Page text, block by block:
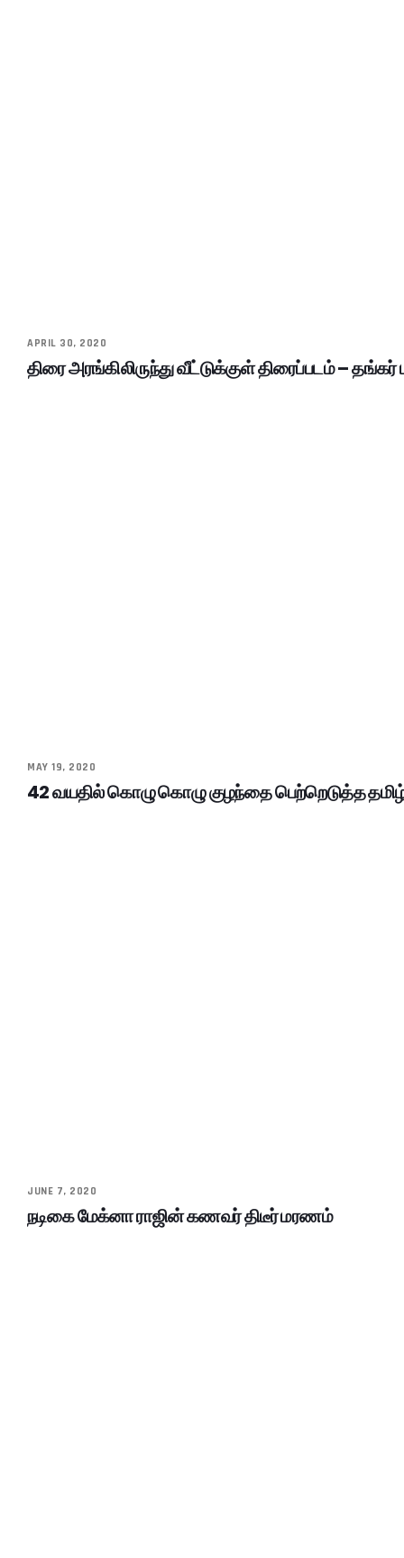
APRIL 30, 2020
திரை அரங்கிலிருந்து வீட்டுக்குள் திரைப்படம் –
MAY 19, 2020
42 வயதில் கொழு கொழு குழந்தை பெற்றெடுத்த தமிழ்
JUNE 7, 2020
நடிகை மேக்னா ராஜின் கணவர் திடீர் மரணம்